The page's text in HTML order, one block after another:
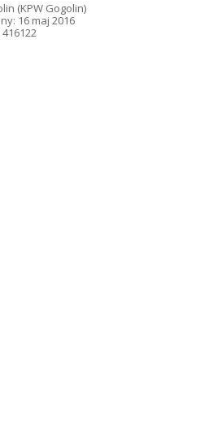
(KPW Gogolin)
16 maj 2016